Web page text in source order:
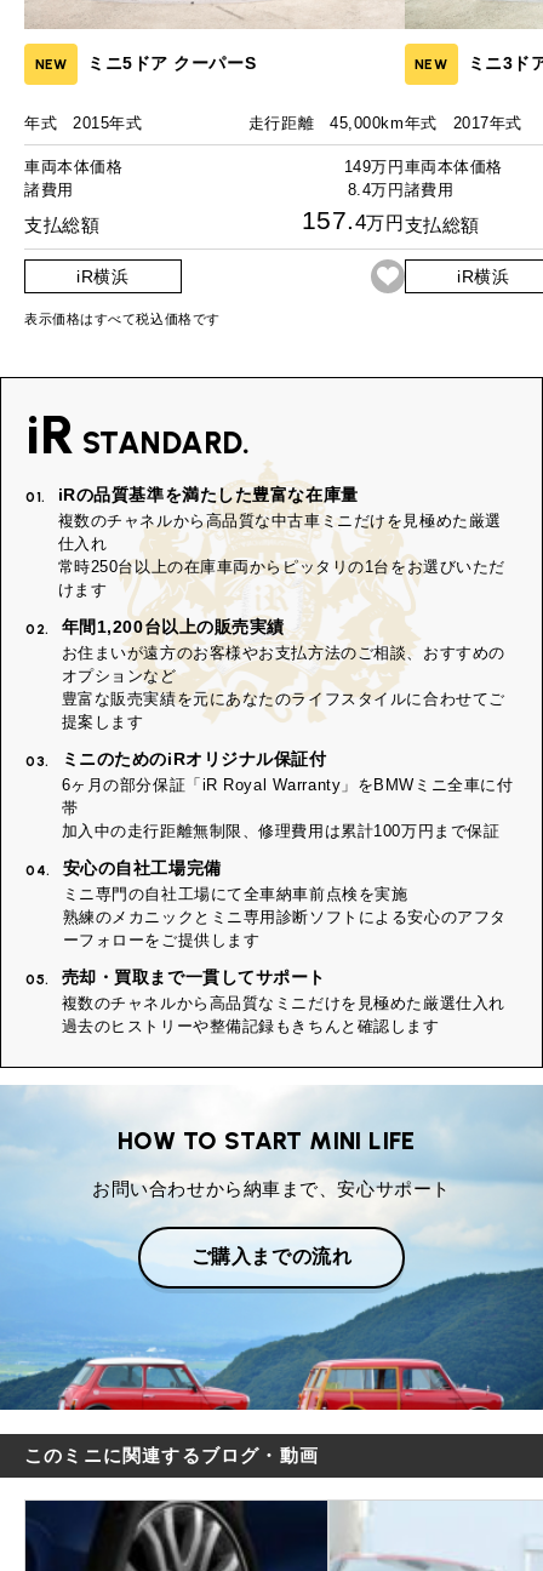
NEW ミニ5ドア クーパーS
年式 2015年式 走行距離 45,000km
車両本体価格
149万円
諸費用
8.4万円
支払総額 157.4万円
iR横浜
NEW ミニ3ド
年式 2017年式
車両本体価格
諸費用
支払総額
iR横浜
表示価格はすべて税込価格です
iR STANDARD.
01. iRの品質基準を満たした豊富な在庫量
複数のチャネルから高品質な中古車ミニだけを見極めた厳選
仕入れ
常時250台以上の在庫車両からピッタリの1台をお選びいただ
けます
02. 年間1,200台以上の販売実績
お住まいが遠方のお客様やお支払方法のご相談、おすすめの
オプションなど
豊富な販売実績を元にあなたのライフスタイルに合わせてご
提案します
03. ミニのためのiRオリジナル保証付
6ヶ月の部分保証「iR Royal Warranty」をBMWミニ全車に付
帯
加入中の走行距離無制限、修理費用は累計100万円まで保証
04. 安心の自社工場完備
ミニ専門の自社工場にて全車納車前点検を実施
熟練のメカニックとミニ専用診断ソフトによる安心のアフタ
ーフォローをご提供します
05. 売却・買取まで一貫してサポート
複数のチャネルから高品質なミニだけを見極めた厳選仕入れ
過去のヒストリーや整備記録もきちんと確認します
HOW TO START MINI LIFE
お問い合わせから納車まで、安心サポート
ご購入までの流れ
このミニに関連するブログ・動画